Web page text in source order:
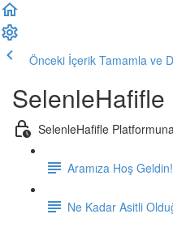
Önceki İçerik Tamamla ve
SelenleHafifle
SelenleHafifle
Aramıza Hoş Geldin!
Ne Kadar Asitli